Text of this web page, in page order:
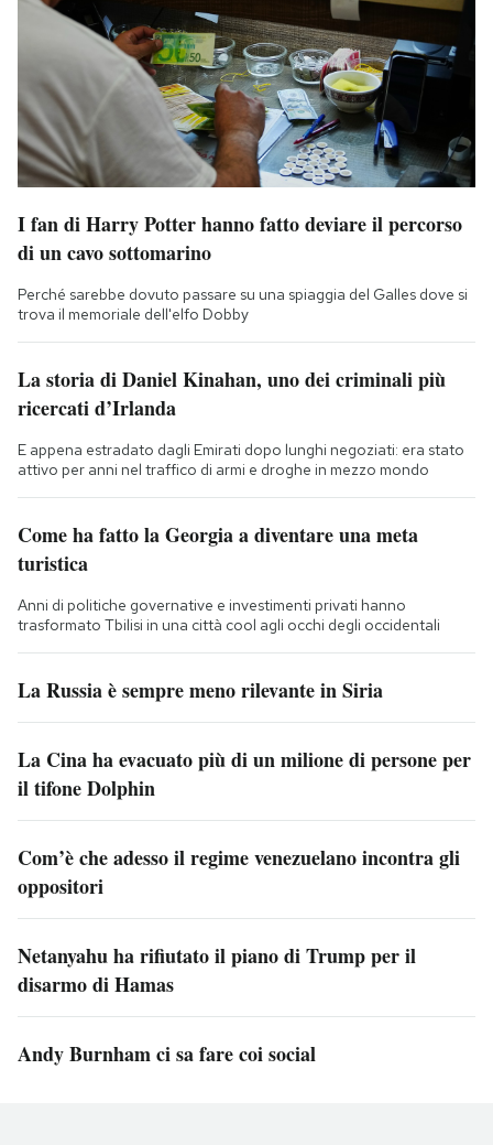
I fan di Harry Potter hanno fatto deviare il percorso
di un cavo sottomarino
Perché sarebbe dovuto passare su una spiaggia del Galles dove si
trova il memoriale dell'elfo Dobby
La storia di Daniel Kinahan, uno dei criminali più
ricercati d’Irlanda
E appena estradato dagli Emirati dopo lunghi negoziati: era stato
attivo per anni nel traffico di armi e droghe in mezzo mondo
Come ha fatto la Georgia a diventare una meta
turistica
Anni di politiche governative e investimenti privati hanno
trasformato Tbilisi in una città cool agli occhi degli occidentali
La Russia è sempre meno rilevante in Siria
La Cina ha evacuato più di un milione di persone per
il tifone Dolphin
Com’è che adesso il regime venezuelano incontra gli
oppositori
Netanyahu ha rifiutato il piano di Trump per il
disarmo di Hamas
Andy Burnham ci sa fare coi social